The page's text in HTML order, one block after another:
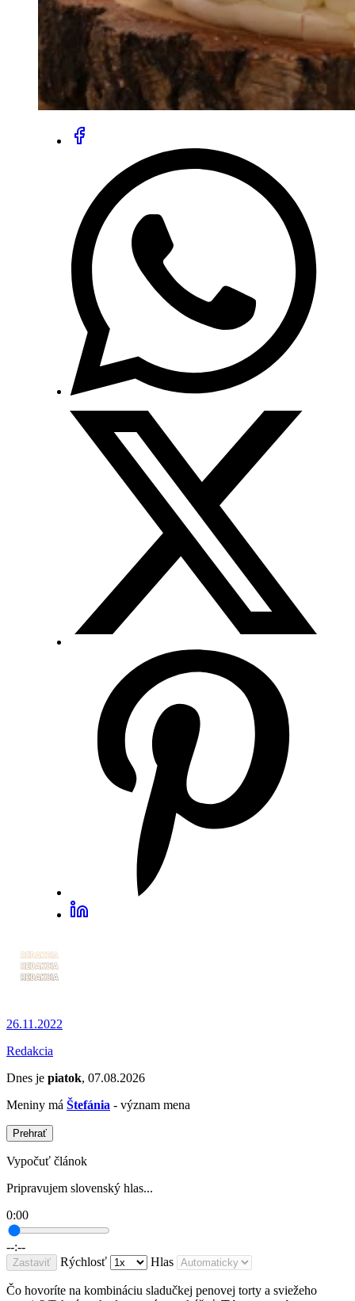
26.11.2022
Redakcia
Dnes je piatok, 07.08.2026
Meniny má Štefánia - význam mena
Prehrať
Vypočuť článok
Pripravujem slovenský hlas...
0:00
--:--
Zastaviť Rýchlosť Hlas
Čo hovoríte na kombináciu sladučkej penovej torty a sviežeho